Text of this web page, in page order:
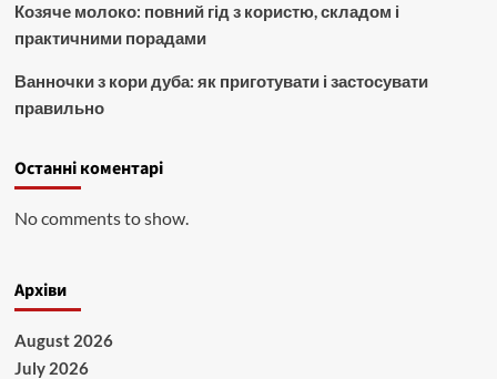
Козяче молоко: повний гід з користю, складом і
практичними порадами
Ванночки з кори дуба: як приготувати і застосувати
правильно
Останні коментарі
No comments to show.
Архіви
August 2026
July 2026